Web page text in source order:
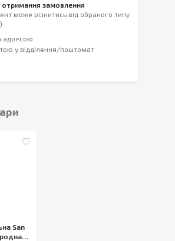
отримання замовлення
може різнитись від обраного типу
адресою
у відділення/поштомат
San